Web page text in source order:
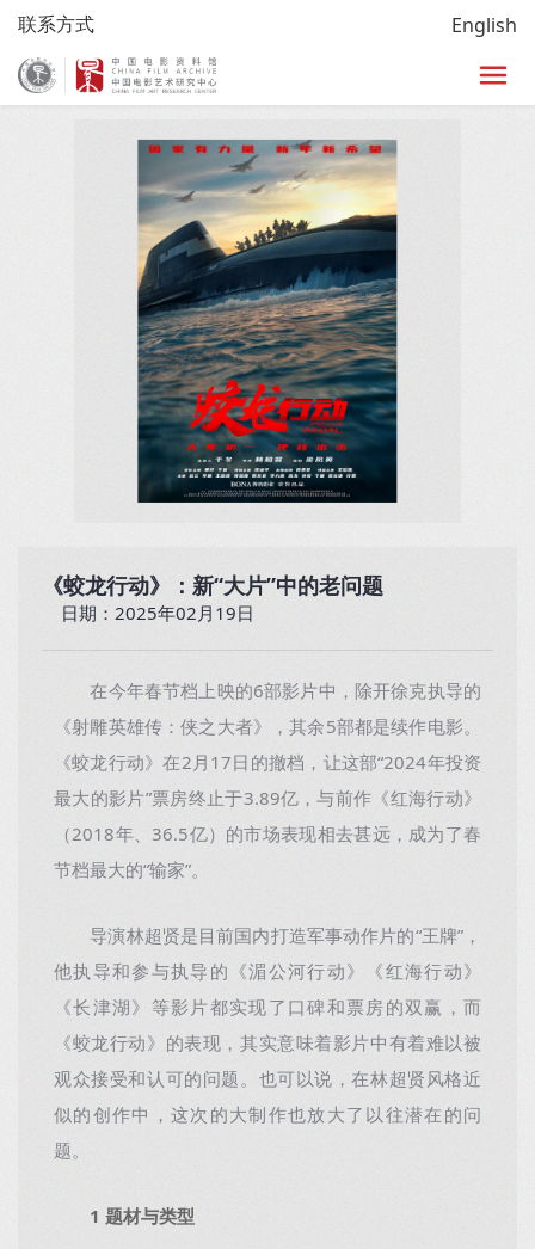
联系方式 English
首页 /研究 /龙文鞭影 /龙文鞭影详情页
《蛟龙行动》：新“大片”中的老问题
日期：2025年02月19日
在今年春节档上映的6部影片中，除开徐克执导的
《射雕英雄传：侠之大者》，其余5部都是续作电影。
《蛟龙行动》在2月17日的撤档，让这部“2024年投资
最大的影片”票房终止于3.89亿，与前作《红海行动》
（2018年、36.5亿）的市场表现相去甚远，成为了春
节档最大的“输家”。
导演林超贤是目前国内打造军事动作片的“王牌”，
他执导和参与执导的《湄公河行动》《红海行动》
《长津湖》等影片都实现了口碑和票房的双赢，而
《蛟龙行动》的表现，其实意味着影片中有着难以被
观众接受和认可的问题。也可以说，在林超贤风格近
似的创作中，这次的大制作也放大了以往潜在的问
题。
1 题材与类型